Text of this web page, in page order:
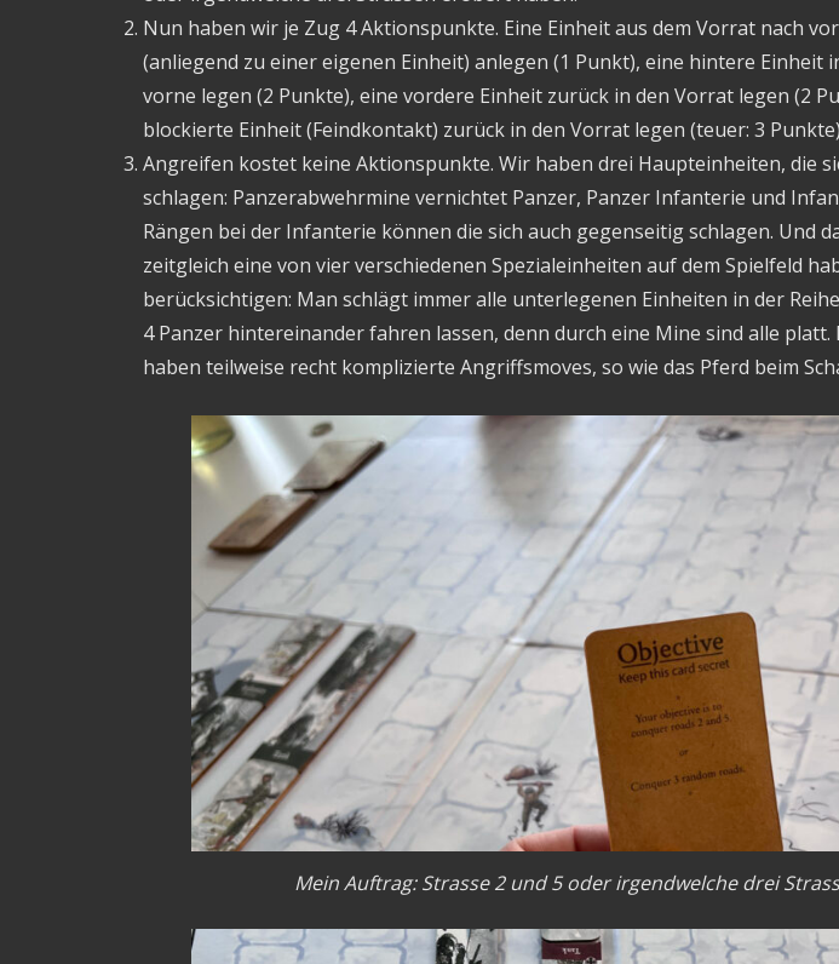
Nun haben wir je Zug 4 Aktionspunkte. Eine Einheit aus dem Vorrat nach
(anliegend zu einer eigenen Einheit) anlegen (1 Punkt), eine hintere Einheit
vorne legen (2 Punkte), eine vordere Einheit zurück in den Vorrat legen (2
blockierte Einheit (Feindkontakt) zurück in den Vorrat legen (teuer: 3
Angreifen kostet keine Aktionspunkte. Wir haben drei Haupteinheiten, die
schlagen: Panzerabwehrmine vernichtet Panzer, Panzer Infanterie und
Rängen bei der Infanterie können die sich auch gegenseitig schlagen. Und
zeitgleich eine von vier verschiedenen Spezialeinheiten auf dem Spielfeld
berücksichtigen: Man schlägt immer alle unterlegenen Einheiten in der
4 Panzer hintereinander fahren lassen, denn durch eine Mine sind alle platt.
haben teilweise recht komplizierte Angriffsmoves, so wie das Pferd beim
Mein Auftrag: Strasse 2 und 5 oder irgendwelche drei